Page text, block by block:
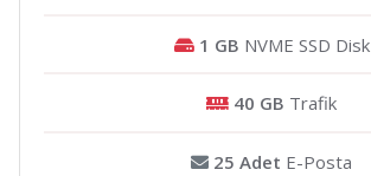
1 GB NVME SSD Disk
40 GB Trafik
25 Adet E-Posta